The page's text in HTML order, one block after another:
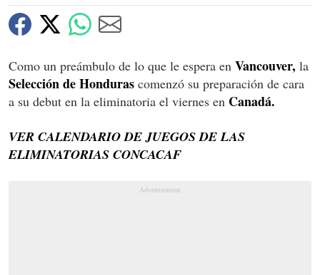
Como un preámbulo de lo que le espera en Vancouver, la
Selección de Honduras comenzó su preparación de cara
a su debut en la eliminatoria el viernes en Canadá.
VER CALENDARIO DE JUEGOS DE LAS
ELIMINATORIAS CONCACAF